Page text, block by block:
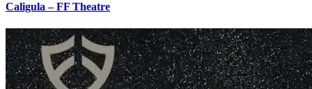
Caligula – FF Theatre